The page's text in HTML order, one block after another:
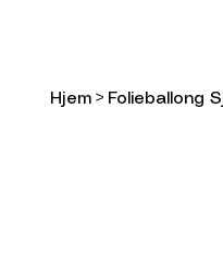
Hjem > Folieballong